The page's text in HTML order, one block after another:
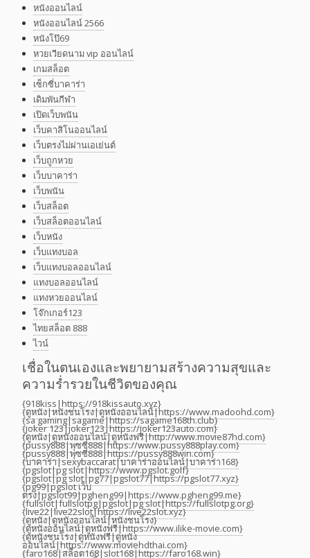
หนังออนไลน์
หนังออนไลน์ 2566
หนังโป๊69
หวยเวียดนาม vip ออนไลน์
เกมสล็อต
เซ็กซี่บาคาร่า
เดิมพันกีฬา
เปิดเว็บพนัน
เว็บคาสิโนออนไลน์
เว็บตรงไม่ผ่านเอเย่นต์
เว็บถูกหวย
เว็บบาคาร่า
เว็บพนัน
เว็บสล็อต
เว็บสล็อตออนไลน์
เว็บหนัง
เว็บแทงบอล
เว็บแทงบอลออนไลน์
แทงบอลออนไลน์
แทงหวยออนไลน์
โจ๊กเกอร์123
ไทยสล็อต 888
ไวน์
เชื่อในตนเองและพยายามสร้างความสุขและ
ความร่ำรวยในชีวิตของคุณ
{918kiss|https://918kissauto.xyz}
{ดูหนัง|หนังชนโรง|ดูหนังออนไลน์|https://www.madoohd.com}
{sa gaming|sagame|https://sagame168th.club}
{joker 123|joker123|https://joker123auto.com}
{ดูหนัง|ดูหนังออนไลน์|ดูหนังฟรี|http://www.movie87hd.com}
{pussy888|พุซซี่888|https://www.pussy888play.com}
{pussy888|พุซซี่888|https://pussy888win.com}
{บาคาร่า|sexybaccarat|บาคาร่าออนไลน์|บาคาร่า168}
{pgslot|pg slot|https://www.pgslot.golf}
{pgslot|pg slot|pg77|pgslot77|https://pgslot77.xyz}
{pg99|pgslot เว็บ
ตรง|pgslot99|pgheng99|https://www.pgheng99.me}
{fullslot|fullslotpg|pgslot|pg slot|https://fullslotpg.org}
{live22|live22slot|https://live22slot.xyz}
{ดูหนัง|ดูหนังออนไลน์|หนังชนโรง}
{ดูหนังออนไลน์|ดูหนังฟรี|https://www.ilike-movie.com}
{ดูหนังชนโรง|ดูหนังฟรี|ดูหนัง
ออนไลน์|https://www.moviehdthai.com}
{faro168|สล็อต168|slot168|https://faro168.win}